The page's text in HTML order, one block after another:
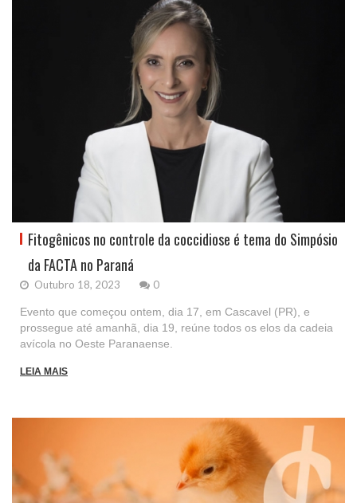
Fitogênicos no controle da coccidiose é tema do Simpósio
da FACTA no Paraná
Outubro 18, 2023 0
Evento que começou ontem, dia 17, em Cascavel (PR), e
prossegue até amanhã, dia 19, reúne todos os elos da cadeia
avícola no Oeste Paranaense.
LEIA MAIS